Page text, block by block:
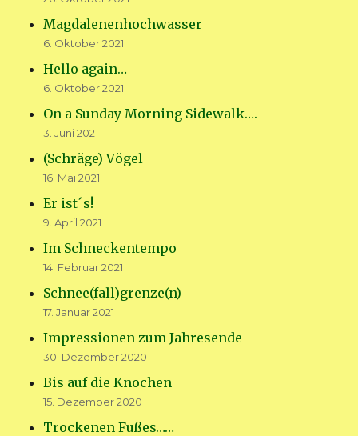
Magdalenenhochwasser
6. Oktober 2021
Hello again…
6. Oktober 2021
On a Sunday Morning Sidewalk….
3. Juni 2021
(Schräge) Vögel
16. Mai 2021
Er ist´s!
9. April 2021
Im Schneckentempo
14. Februar 2021
Schnee(fall)grenze(n)
17. Januar 2021
Impressionen zum Jahresende
30. Dezember 2020
Bis auf die Knochen
15. Dezember 2020
Trockenen Fußes……